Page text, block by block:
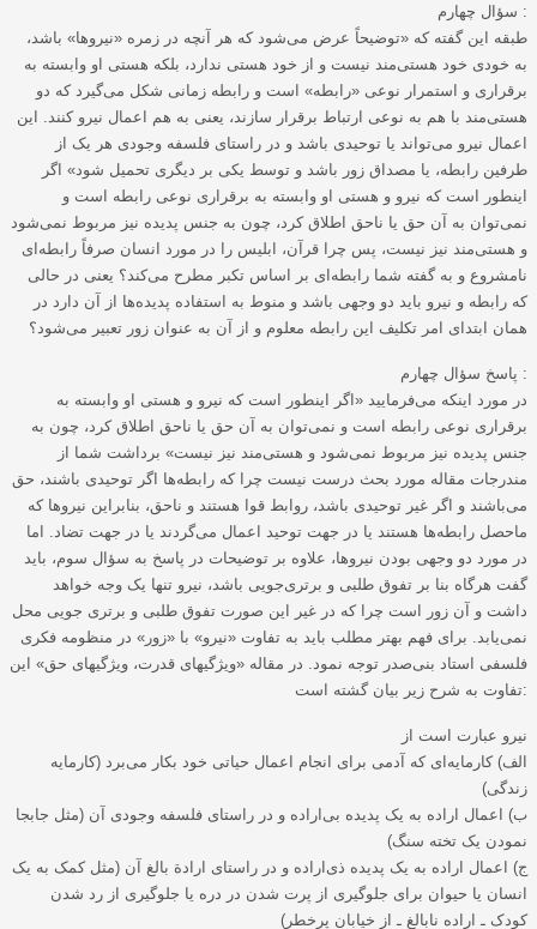
سؤال چهارم :
طبقه این گفته که «توضیحاً عرض می‌شود که هر آنچه در زمره «نیروها» باشد،
به خودی خود هستی‌مند نیست و از خود هستی ندارد، بلکه هستی او وابسته به
برقراری و استمرار نوعی «رابطه» است و رابطه زمانی شکل می‌گیرد که دو
هستی‌مند با هم به نوعی ارتباط برقرار سازند، یعنی به هم اعمال نیرو کنند. این
اعمال نیرو می‌تواند یا توحیدی باشد و در راستای فلسفه وجودی هر یک از
طرفین رابطه، یا مصداق زور باشد و توسط یکی بر دیگری تحمیل شود» اگر
اینطور است که نیرو و هستی او وابسته به برقراری نوعی رابطه است و
نمی‌توان به آن حق یا ناحق اطلاق کرد، چون به جنس پدیده نیز مربوط نمی‌شود
و هستی‌مند نیز نیست، پس چرا قرآن، ابلیس را در مورد انسان صرفاً رابطه‌ای
نامشروع و به گفته شما رابطه‌ای بر اساس تکبر مطرح می‌کند؟ یعنی در حالی
که رابطه و نیرو باید دو وجهی باشد و منوط به استفاده پدیده‌ها از آن دارد در
همان ابتدای امر تکلیف این رابطه معلوم و از آن به عنوان زور تعبیر می‌شود؟
پاسخ سؤال چهارم :
در مورد اینکه می‌فرمایید «اگر اینطور است که نیرو و هستی او وابسته به
برقراری نوعی رابطه است و نمی‌توان به آن حق یا ناحق اطلاق کرد، چون به
جنس پدیده نیز مربوط نمی‌شود و هستی‌مند نیز نیست» برداشت شما از
مندرجات مقاله مورد بحث درست نیست چرا که رابطه‌ها اگر توحیدی باشند، حق
می‌باشند و اگر غیر توحیدی باشد، روابط قوا هستند و ناحق، بنابراین نیروها که
ماحصل رابطه‌ها هستند یا در جهت توحید اعمال می‌گردند یا در جهت تضاد. اما
در مورد دو وجهی بودن نیروها، علاوه بر توضیحات در پاسخ به سؤال سوم، باید
گفت هرگاه بنا بر تفوق طلبی و برتری‌جویی باشد، نیرو تنها یک وجه خواهد
داشت و آن زور است چرا که در غیر این صورت تفوق طلبی و برتری جویی محل
نمی‌یابد. برای فهم بهتر مطلب باید به تفاوت «نیرو» با «زور» در منظومه فکری
فلسفی استاد بنی‌صدر توجه نمود. در مقاله «ویژگیهای قدرت، ویژگیهای حق» این
تفاوت به شرح زیر بیان گشته است:
نیرو عبارت است از
الف) کارمایه‌ای که آدمی برای انجام اعمال حیاتی خود بکار می‌برد (کارمایه
زندگی)
ب) اعمال اراده به یک پدیده بی‌اراده و در راستای فلسفه وجودی آن (مثل جابجا
نمودن یک تخته سنگ)
ج) اعمال اراده به یک پدیده ذی‌اراده و در راستای ارادة بالغ آن (مثل کمک به یک
انسان یا حیوان برای جلوگیری از پرت شدن در دره یا جلوگیری از رد شدن
کودک ـ اراده نابالغ ـ از خیابان پرخطر)